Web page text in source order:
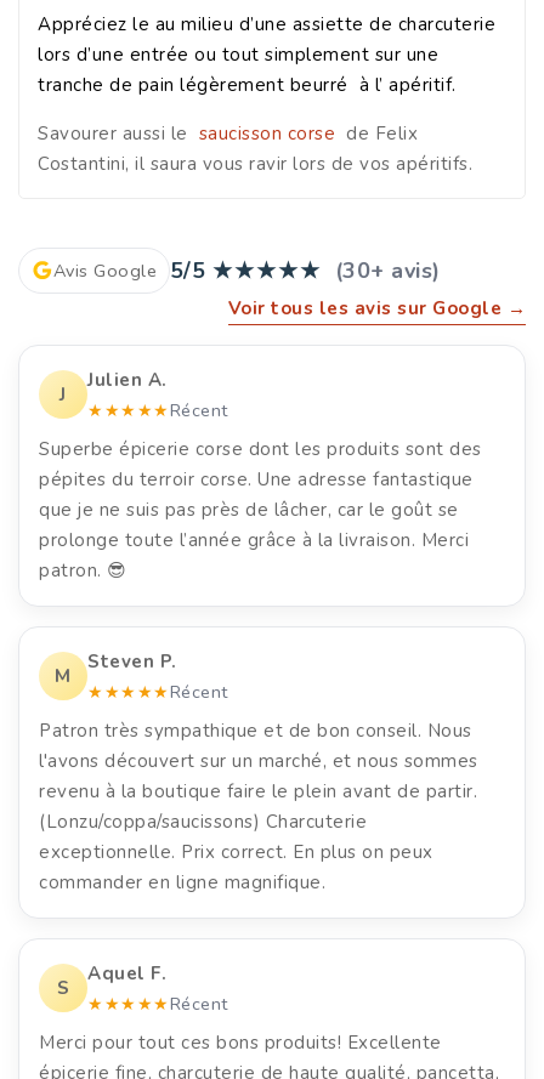
Appréciez le au milieu d’une assiette de charcuterie
lors d’une entrée ou tout simplement sur une
tranche de pain légèrement beurré à l’ apéritif.
Savourer aussi le saucisson corse de Felix
Costantini, il saura vous ravir lors de vos apéritifs.
Avis Google 5/5 ★★★★★ (30+ avis)
Voir tous les avis sur Google →
J
Julien A.
★★★★★Récent
Superbe épicerie corse dont les produits sont des
pépites du terroir corse. Une adresse fantastique
que je ne suis pas près de lâcher, car le goût se
prolonge toute l’année grâce à la livraison. Merci
patron. 😎
M
Steven P.
★★★★★Récent
Patron très sympathique et de bon conseil. Nous
l'avons découvert sur un marché, et nous sommes
revenu à la boutique faire le plein avant de partir.
(Lonzu/coppa/saucissons) Charcuterie
exceptionnelle. Prix correct. En plus on peux
commander en ligne magnifique.
S
Aquel F.
★★★★★Récent
Merci pour tout ces bons produits! Excellente
épicerie fine, charcuterie de haute qualité, pancetta,